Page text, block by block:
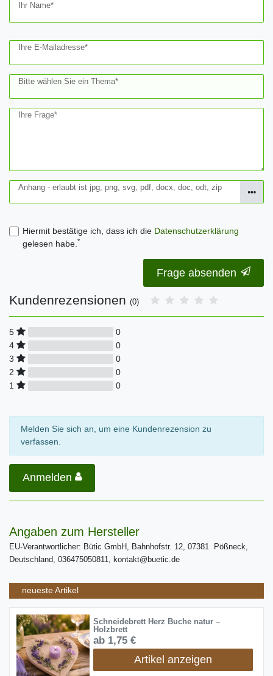
Ihr Name*
Ihre E-Mailadresse*
Bitte wählen Sie ein Thema*
Ihre Frage*
Anhang - erlaubt ist jpg, png, svg, pdf, docx, doc, odt, zip
Hiermit bestätige ich, dass ich die Daten­schutz­erklärung
gelesen habe.*
Ceres::Template.mailFormHoneypotLabel
Frage absenden
Kundenrezensionen (0)
5
0
4
0
3
0
2
0
1
0
Melden Sie sich an, um eine Kundenrezension zu
verfassen.
Anmelden
Angaben zum Hersteller
EU-Verantwortlicher: Bütic GmbH, Bahnhofstr. 12, 07381 Pößneck,
Deutschland, 036475050811, kontakt@buetic.de
neueste Artikel
Schneidebrett Herz Buche natur –
Holzbrett
ab 1,75 €
Artikel anzeigen